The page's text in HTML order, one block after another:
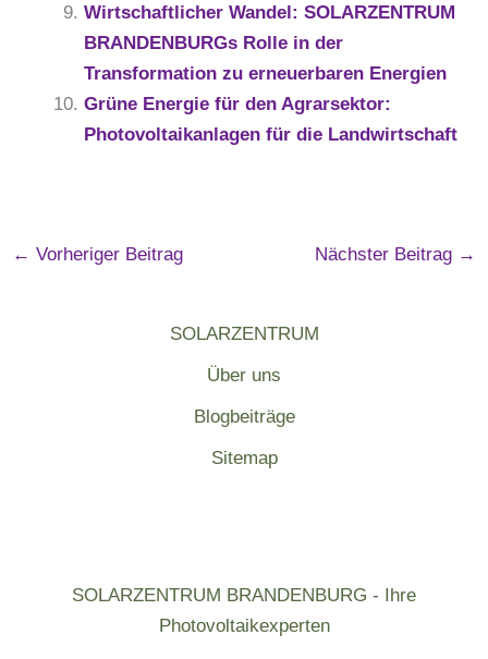
Wirtschaftlicher Wandel: SOLARZENTRUM
BRANDENBURGs Rolle in der
Transformation zu erneuerbaren Energien
Grüne Energie für den Agrarsektor:
Photovoltaikanlagen für die Landwirtschaft
← Vorheriger Beitrag Nächster Beitrag →
SOLARZENTRUM
Über uns
Blogbeiträge
Sitemap
SOLARZENTRUM BRANDENBURG - Ihre
Photovoltaikexperten